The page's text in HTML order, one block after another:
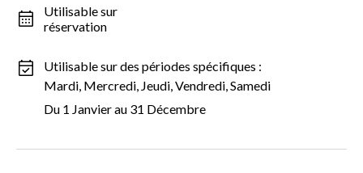
Utilisable sur
réservation
Utilisable sur des périodes spécifiques :
Mardi, Mercredi, Jeudi, Vendredi, Samedi
Du 1 Janvier au 31 Décembre